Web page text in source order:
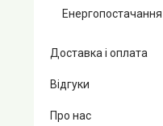
Енергопостачання
Доставка і оплата
Відгуки
Про нас